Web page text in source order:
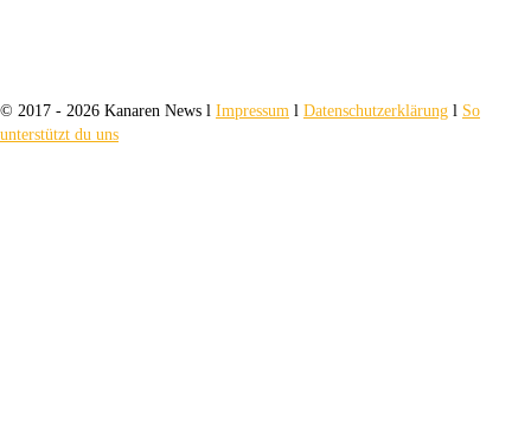
© 2017 - 2026 Kanaren News l Impressum l Datenschutzerklärung l So
unterstützt du uns